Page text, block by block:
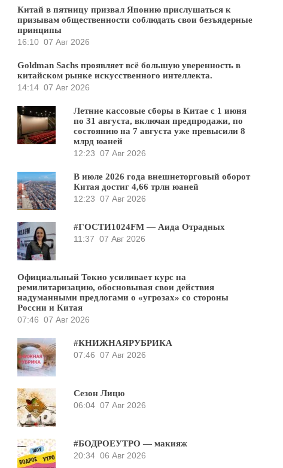
Китай в пятницу призвал Японию прислушаться к
призывам общественности соблюдать свои безъядерные
принципы
16:10 07 Авг 2026
Goldman Sachs проявляет всё большую уверенность в
китайском рынке искусственного интеллекта.
14:14 07 Авг 2026
Летние кассовые сборы в Китае с 1 июня
по 31 августа, включая предпродажи, по
состоянию на 7 августа уже превысили 8
млрд юаней
12:23 07 Авг 2026
В июле 2026 года внешнеторговый оборот
Китая достиг 4,66 трлн юаней
12:23 07 Авг 2026
#ГОСТИ1024FM — Аида Отрадных
11:37 07 Авг 2026
Официальный Токио усиливает курс на
ремилитаризацию, обосновывая свои действия
надуманными предлогами о «угрозах» со стороны
России и Китая
07:46 07 Авг 2026
#КНИЖНАЯРУБРИКА
07:46 07 Авг 2026
Сезон Лицю
06:04 07 Авг 2026
#БОДРОЕУТРО — макияж
20:34 06 Авг 2026